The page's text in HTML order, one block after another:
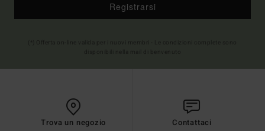
Registrarsi
Trova un negozio Contattaci